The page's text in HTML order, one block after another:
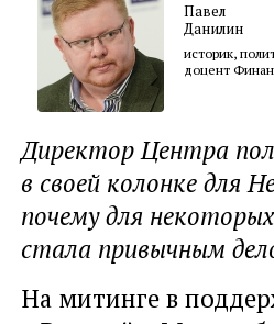
Павел
Данилин
историк,
доцент
Директор Центра
в своей колонке для
почему для
стала привычным
На митинге в